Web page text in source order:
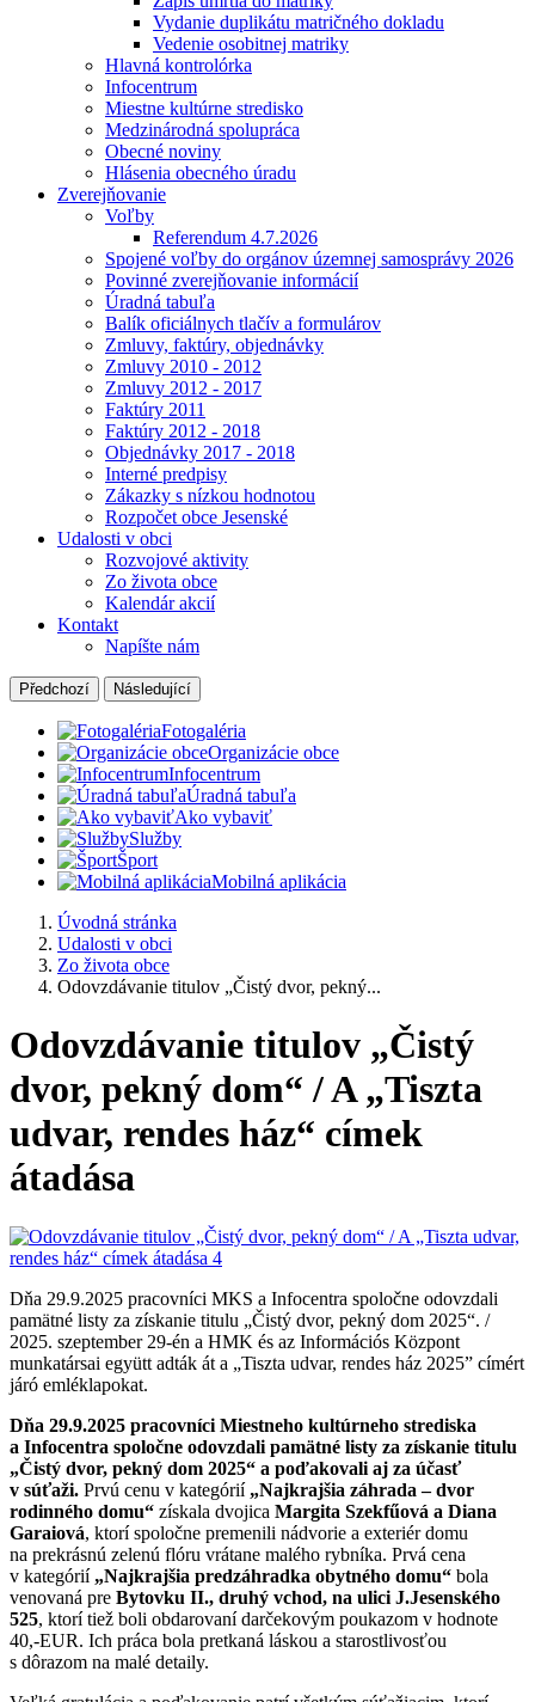
Vydanie duplikátu matričného dokladu
Vedenie osobitnej matriky
Hlavná kontrolórka
Infocentrum
Miestne kultúrne stredisko
Medzinárodná spolupráca
Obecné noviny
Hlásenia obecného úradu
Zverejňovanie
Voľby
Referendum 4.7.2026
Spojené voľby do orgánov územnej samosprávy 2026
Povinné zverejňovanie informácií
Úradná tabuľa
Balík oficiálnych tlačív a formulárov
Zmluvy, faktúry, objednávky
Zmluvy 2010 - 2012
Zmluvy 2012 - 2017
Faktúry 2011
Faktúry 2012 - 2018
Objednávky 2017 - 2018
Interné predpisy
Zákazky s nízkou hodnotou
Rozpočet obce Jesenské
Udalosti v obci
Rozvojové aktivity
Zo života obce
Kalendár akcií
Kontakt
Napíšte nám
Předchozí Následující
Fotogaléria
Organizácie obce
Infocentrum
Úradná tabuľa
Ako vybaviť
Služby
Šport
Mobilná aplikácia
Úvodná stránka
Udalosti v obci
Zo života obce
Odovzdávanie titulov „Čistý dvor, pekný...
Odovzdávanie titulov „Čistý
dvor, pekný dom“ / A „Tiszta
udvar, rendes ház“ címek
átadása
Dňa 29.9.2025 pracovníci MKS a Infocentra spoločne odovzdali
pamätné listy za získanie titulu „Čistý dvor, pekný dom 2025“. /
2025. szeptember 29-én a HMK és az Információs Központ
munkatársai együtt adták át a „Tiszta udvar, rendes ház 2025” címért
járó emléklapokat.
Dňa 29.9.2025 pracovníci Miestneho kultúrneho strediska
a Infocentra spoločne odovzdali pamätné listy za získanie titulu
„Čistý dvor, pekný dom 2025“ a poďakovali aj za účasť
v súťaži. Prvú cenu v kategórií „Najkrajšia záhrada – dvor
rodinného domu“ získala dvojica Margita Szekfűová a Diana
Garaiová, ktorí spoločne premenili nádvorie a exteriér domu
na prekrásnú zelenú flóru vrátane malého rybníka. Prvá cena
v kategórií „Najkrajšia predzáhradka obytného domu“ bola
venovaná pre Bytovku II., druhý vchod, na ulici J.Jesenského
525, ktorí tiež boli obdarovaní darčekovým poukazom v hodnote
40,-EUR. Ich práca bola pretkaná láskou a starostlivosťou
s dôrazom na malé detaily.